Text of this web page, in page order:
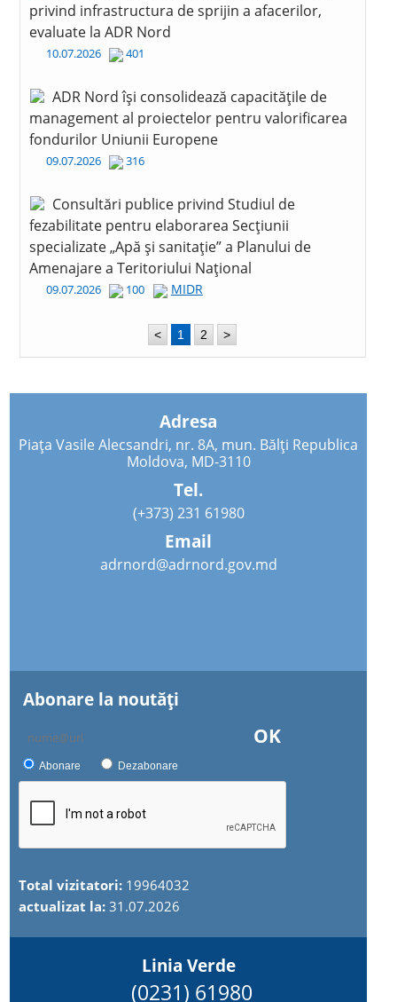
privind infrastructura de sprijin a afacerilor,
evaluate la ADR Nord
10.07.2026 401
ADR Nord își consolidează capacitățile de
management al proiectelor pentru valorificarea
fondurilor Uniunii Europene
09.07.2026 316
Consultări publice privind Studiul de
fezabilitate pentru elaborarea Secțiunii
specializate „Apă și sanitație” a Planului de
Amenajare a Teritoriului Național
09.07.2026 100 MIDR
< 1 2 >
Adresa
Piața Vasile Alecsandri, nr. 8A, mun. Bălți Republica
Moldova, MD-3110
Tel.
(+373) 231 61980
Email
adrnord@adrnord.gov.md
Abonare la noutăţi
OK
Abonare Dezabonare
Total vizitatori: 19964032
actualizat la:31.07.2026
Linia Verde
(0231) 61980